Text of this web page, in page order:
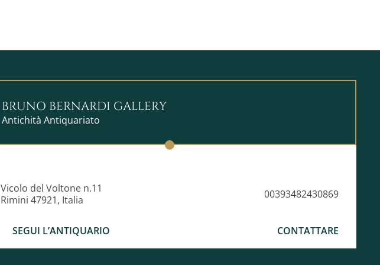
BRUNO BERNARDI GALLERY
Antichità Antiquariato
Vicolo del Voltone n.11
Rimini 47921, Italia
00393482430869
SEGUI L’ANTIQUARIO CONTATTARE